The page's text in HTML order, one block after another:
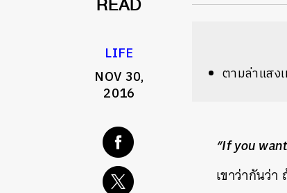
READ
LIFE
NOV 30,
2016
ตามล่าแสง
“If you
เขาว่ากันว่